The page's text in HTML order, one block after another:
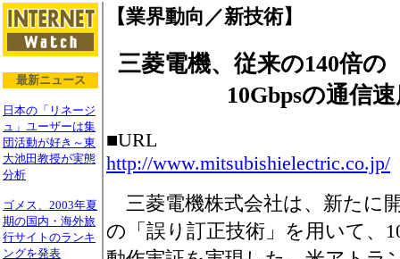
最新ニュース
日本の「リネージ
ュ」ユーザーは集
団活動が好き～東
大池田教授が実態
分析
ゴメス、2003年夏
期の国内・海外旅
行サイトのランキ
ングを発表
【業界動向／新技術】
三菱電機、従来の140倍の
10Gbpsの通信
■URL
http://www.mitsubishielectric.co.jp/
三菱電機株式会社は、新たに
の「誤り訂正技術」を用いて、